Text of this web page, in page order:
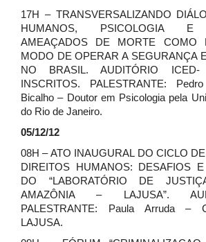
17H – TRANSVERSALIZANDO
HUMANOS, PSICOLOGIA E
AMEAÇADOS DE MORTE COMO
MODO DE OPERAR A SEGURANÇA
NO BRASIL. AUDITÓRIO
INSCRITOS. PALESTRANTE:
Bicalho – Doutor em Psicologia pela
do Rio de Janeiro.
05/12/12
08H – ATO INAUGURAL DO CICLO
DIREITOS HUMANOS: DESAFIOS E
DO “LABORATÓRIO DE
AMAZÔNIA – LAJUSA”.
PALESTRANTE: Paula Arruda –
LAJUSA.